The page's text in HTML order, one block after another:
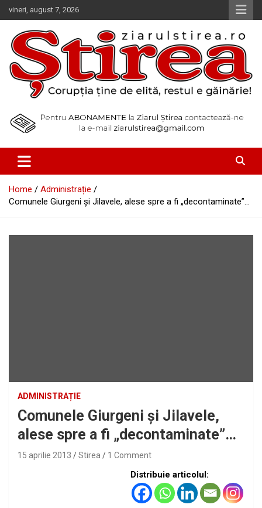
Skip
to
content
vineri, august 7, 2026
Ziarul Știrea
Home
Administrație
Comunele Giurgeni şi Jilavele, alese spre a fi „decontaminate”…
ADMINISTRAȚIE
Comunele Giurgeni şi Jilavele,
alese spre a fi „decontaminate”…
15 aprilie 2013 Stirea 1 Comment
Distribuie articolul: